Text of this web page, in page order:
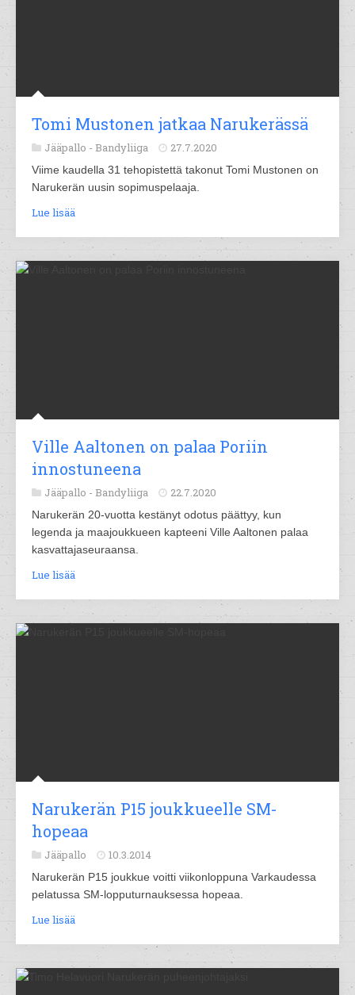
Tomi Mustonen jatkaa Narukerässä
Jääpallo - Bandyliiga 27.7.2020
Viime kaudella 31 tehopistettä takonut Tomi Mustonen on
Narukerän uusin sopimuspelaaja.
Lue lisää
Ville Aaltonen on palaa Poriin
innostuneena
Jääpallo - Bandyliiga 22.7.2020
Narukerän 20-vuotta kestänyt odotus päättyy, kun
legenda ja maajoukkueen kapteeni Ville Aaltonen palaa
kasvattajaseuraansa.
Lue lisää
Narukerän P15 joukkueelle SM-
hopeaa
Jääpallo 10.3.2014
Narukerän P15 joukkue voitti viikonloppuna Varkaudessa
pelatussa SM-lopputurnauksessa hopeaa.
Lue lisää